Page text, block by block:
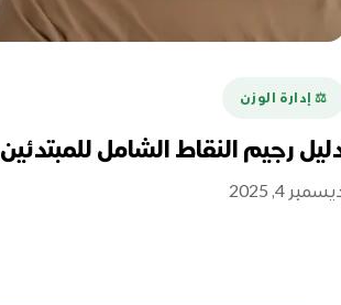
⚖️ إدارة الوزن
رجيم النقاط الشامل للمبتدئين
4, 2025